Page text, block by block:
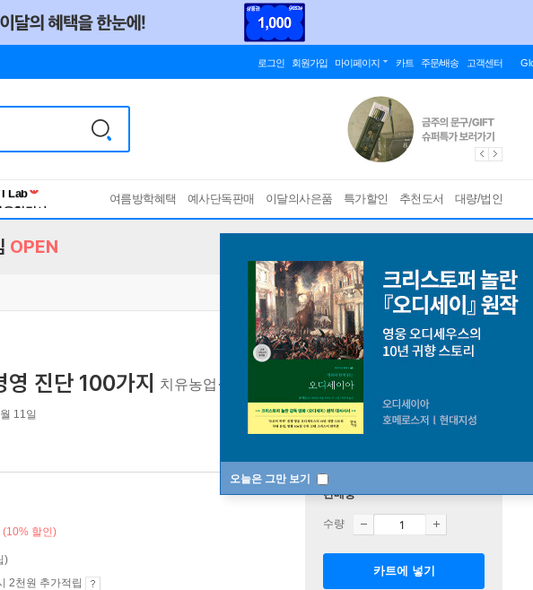
로그인 회원가입 마이페이지 카트 주문/배송 고객센터
형검사
여름방학혜택 예사단독판매 이달의사은품 특가할인 추천도서 대량/법인
오늘은 그만 보기
OPEN
영 진단 100가지 치유농업·농촌체험·농촌관광을 위한 실전 경영 가이드
11일
(10% 할인)
)
2천원 추가적립
판매중
수량
카트에 넣기